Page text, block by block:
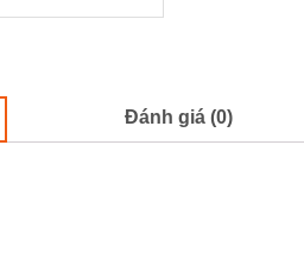
Đánh giá (0)